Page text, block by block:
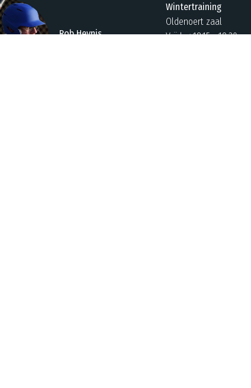
Rob Heynis
Wintertraining
Oldenoert zaal
Vrijdag 18:15 - 19:30